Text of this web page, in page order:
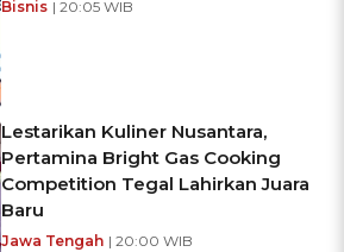
Bisnis | 20:05 WIB
Lestarikan Kuliner Nusantara,
Pertamina Bright Gas Cooking
Competition Tegal Lahirkan Juara
Baru
Jawa Tengah | 20:00 WIB